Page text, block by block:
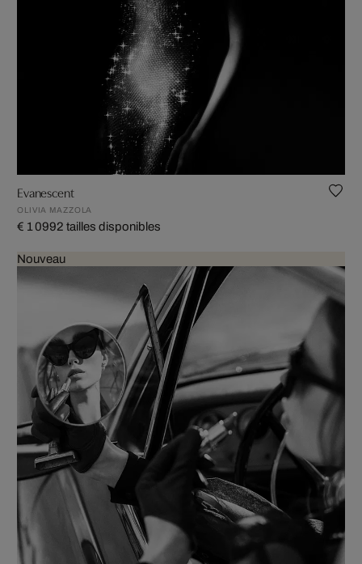
Evanescent
OLIVIA MAZZOLA
€ 1 0992 tailles disponibles
Nouveau